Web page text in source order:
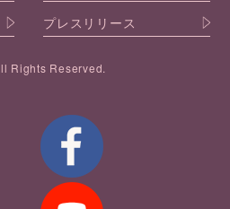
プレスリリース
Rights Reserved.